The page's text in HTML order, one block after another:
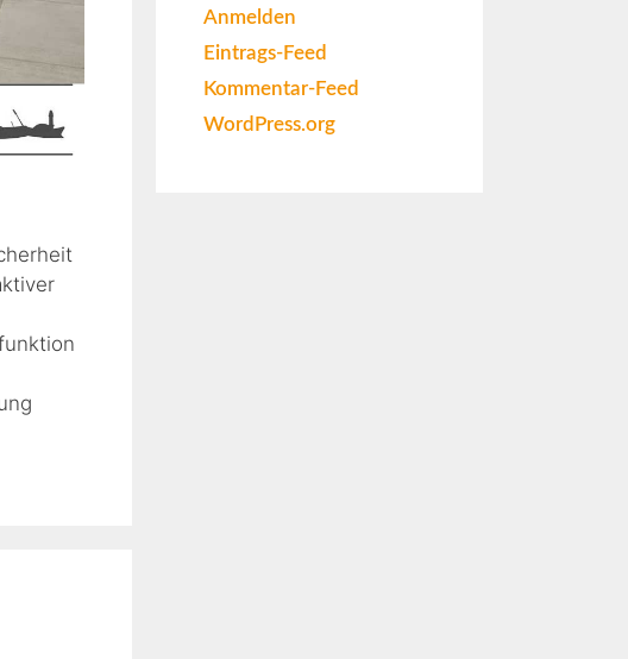
Anmelden
Eintrags-Feed
Kommentar-Feed
WordPress.org